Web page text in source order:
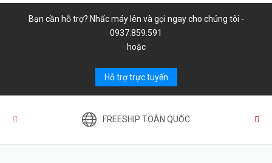
Bạn cần hỗ trợ? Nhấc máy lên và gọi ngay cho chúng tôi -
0937.859.591
hoặc
Hỗ trợ trực tuyến
FREESHIP TOÀN QUỐC